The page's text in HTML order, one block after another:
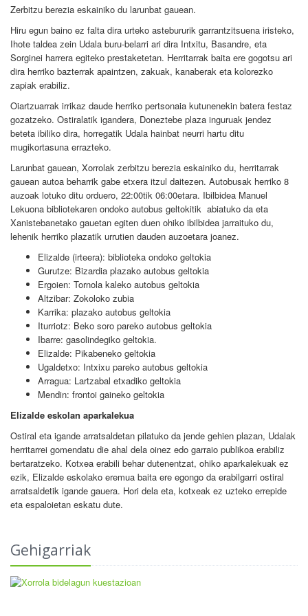
Zerbitzu berezia eskainiko du larunbat gauean.
Hiru egun baino ez falta dira urteko astebururik garrantzitsuena iristeko,
Ihote taldea zein Udala buru-belarri ari dira Intxitu, Basandre, eta
Sorginei harrera egiteko prestaketetan. Herritarrak baita ere gogotsu ari
dira herriko bazterrak apaintzen, zakuak, kanaberak eta kolorezko
zapiak erabiliz.
Oiartzuarrak irrikaz daude herriko pertsonaia kutunenekin batera festaz
gozatzeko. Ostiralatik igandera, Doneztebe plaza inguruak jendez
beteta ibiliko dira, horregatik Udala hainbat neurri hartu ditu
mugikortasuna errazteko.
Larunbat gauean, Xorrolak zerbitzu berezia eskainiko du, herritarrak
gauean autoa beharrik gabe etxera itzul daitezen. Autobusak herriko 8
auzoak lotuko ditu orduero, 22:00tik 06:00etara. Ibilbidea Manuel
Lekuona bibliotekaren ondoko autobus geltokitik abiatuko da eta
Xanistebanetako gauetan egiten duen ohiko ibilbidea jarraituko du,
lehenik herriko plazatik urrutien dauden auzoetara joanez.
Elizalde (irteera): biblioteka ondoko geltokia
Gurutze: Bizardia plazako autobus geltokia
Ergoien: Tornola kaleko autobus geltokia
Altzibar: Zokoloko zubia
Karrika: plazako autobus geltokia
Iturriotz: Beko soro pareko autobus geltokia
Ibarre: gasolindegiko geltokia.
Elizalde: Pikabeneko geltokia
Ugaldetxo: Intxixu pareko autobus geltokia
Arragua: Lartzabal etxadiko geltokia
Mendin: frontoi gaineko geltokia
Elizalde eskolan aparkalekua
Ostiral eta igande arratsaldetan pilatuko da jende gehien plazan, Udalak
herritarrei gomendatu die ahal dela oinez edo garraio publikoa erabiliz
bertaratzeko. Kotxea erabili behar dutenentzat, ohiko aparkalekuak ez
ezik, Elizalde eskolako eremua baita ere egongo da erabilgarri ostiral
arratsaldetik igande gauera. Hori dela eta, kotxeak ez uzteko errepide
eta espaloietan eskatu dute.
Gehigarriak